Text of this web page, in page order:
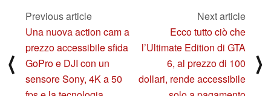
⟨
Previous article
Una nuova action cam a
prezzo accessibile sfida
GoPro e DJI con un
sensore Sony, 4K a 50
Next article
Ecco tutto ciò che
l’Ultimate Edition di GTA
6, al prezzo di 100
dollari, rende accessibile
⟩